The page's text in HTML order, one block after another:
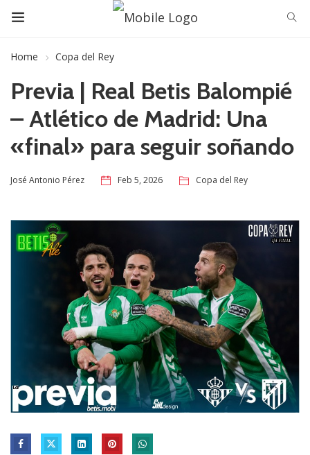
Home Copa del Rey
Previa | Real Betis Balompié
– Atlético de Madrid: Una
«final» para seguir soñando
José Antonio Pérez Feb 5, 2026 Copa del Rey